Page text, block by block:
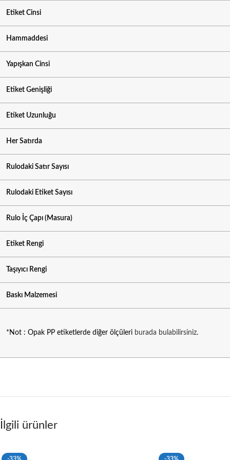
Etiket Cinsi
Hammaddesi
Yapışkan Cinsi
Etiket Genişliği
Etiket Uzunluğu
Her Satırda
Rulodaki Satır Sayısı
Rulodaki Etiket Sayısı
Rulo İç Çapı (Masura)
Etiket Rengi
Taşıyıcı Rengi
Baskı Malzemesi
*Not : Opak PP etiketlerde diğer ölçüleri burada bulabilirsiniz.
İlgili ürünler